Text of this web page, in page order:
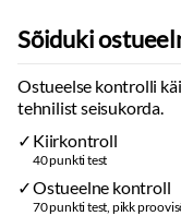
Sõiduki
Ostueelse kontrolli
tehnilist seisukorda.
Kiirkontroll
40 punkti test
Ostueelne kontroll
70 punkti test, pikk